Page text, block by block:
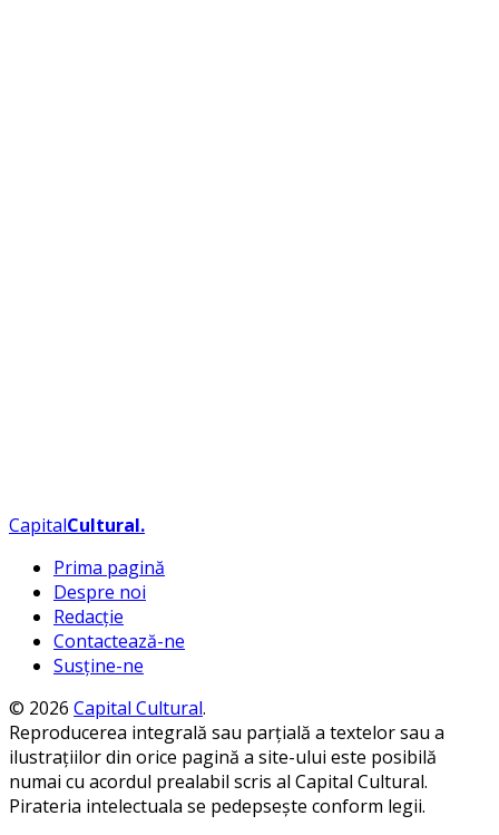
CapitalCultural.
Prima pagină
Despre noi
Redacție
Contactează-ne
Susține-ne
© 2026 Capital Cultural.
Reproducerea integrală sau parțială a textelor sau a
ilustrațiilor din orice pagină a site-ului este posibilă
numai cu acordul prealabil scris al Capital Cultural.
Pirateria intelectuala se pedepsește conform legii.